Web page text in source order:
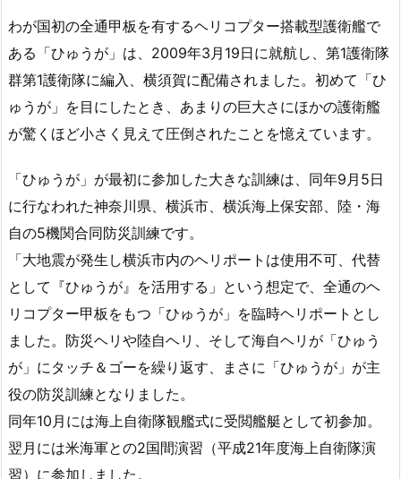
わが国初の全通甲板を有するヘリコプター搭載型護衛艦で
ある「ひゅうが」は、2009年3月19日に就航し、第1護衛隊
群第1護衛隊に編入、横須賀に配備されました。初めて「ひ
ゅうが」を目にしたとき、あまりの巨大さにほかの護衛艦
が驚くほど小さく見えて圧倒されたことを憶えています。
「ひゅうが」が最初に参加した大きな訓練は、同年9月5日
に行なわれた神奈川県、横浜市、横浜海上保安部、陸・海
自の5機関合同防災訓練です。
「大地震が発生し横浜市内のヘリポートは使用不可、代替
として『ひゅうが』を活用する」という想定で、全通のヘ
リコプター甲板をもつ「ひゅうが」を臨時ヘリポートとし
ました。防災ヘリや陸自ヘリ、そして海自ヘリが「ひゅう
が」にタッチ＆ゴーを繰り返す、まさに「ひゅうが」が主
役の防災訓練となりました。
同年10月には海上自衛隊観艦式に受閲艦艇として初参加。
翌月には米海軍との2国間演習（平成21年度海上自衛隊演
習）に参加しました。